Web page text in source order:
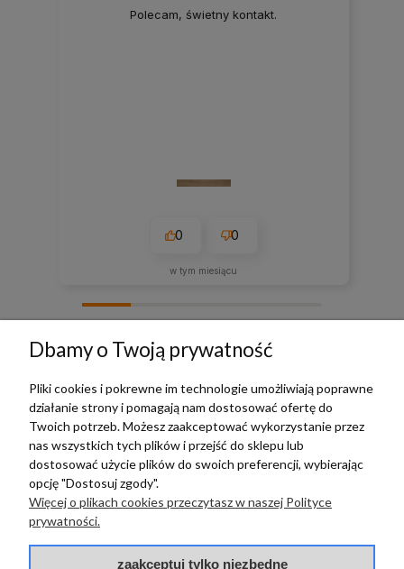
Polecam, świetny kontakt.
0 0
w tym miesiącu
TERRADECO
BAZA WIEDZY
PŁATNOŚCI I DOSTAWA
Dbamy o Twoją prywatność
Pliki cookies i pokrewne im technologie umożliwiają poprawne
działanie strony i pomagają nam dostosować ofertę do
Twoich potrzeb. Możesz zaakceptować wykorzystanie przez
nas wszystkich tych plików i przejść do sklepu lub
dostosować użycie plików do swoich preferencji, wybierając
opcję "Dostosuj zgody".
Więcej o plikach cookies przeczytasz w naszej Polityce
prywatności.
zaakceptuj tylko niezbędne